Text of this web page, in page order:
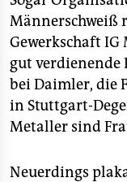
Männerschweiß
Gewerkschaft
gut verdienende
bei Daimler, die
in Stuttgart-
Metaller sind
Neuerdings